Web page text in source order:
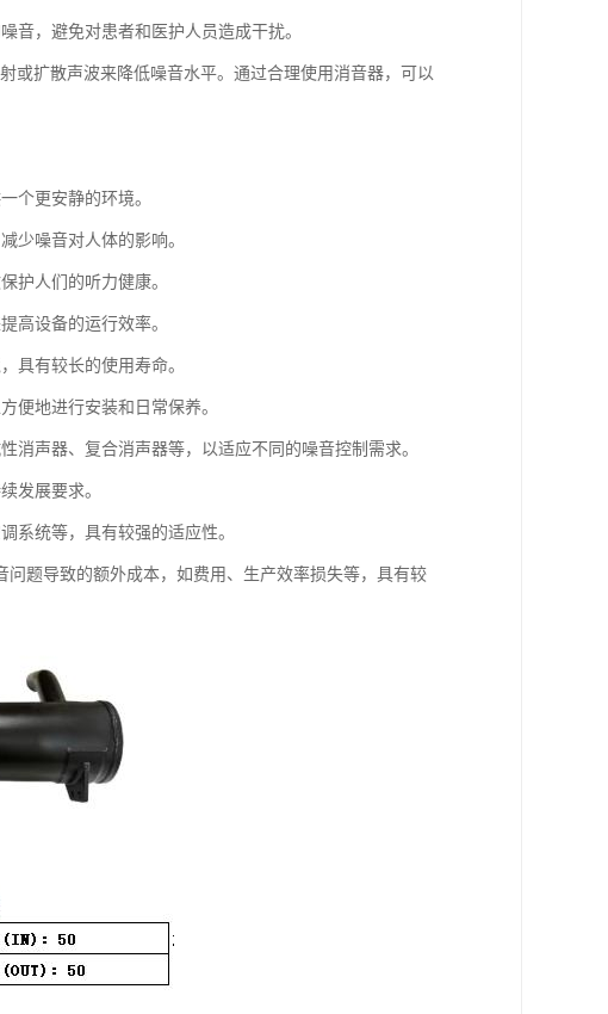
音，避免对患者和医护人员造成干扰。
或扩散声波来降低噪音水平。通过合理使用消音器，可以
个更安静的环境。
少噪音对人体的影响。
护人们的听力健康。
高设备的运行效率。
具有较长的使用寿命。
便地进行安装和日常保养。
消声器、复合消声器等，以适应不同的噪音控制需求。
发展要求。
系统等，具有较强的适应性。
题导致的额外成本，如费用、生产效率损失等，具有较